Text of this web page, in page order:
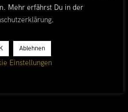
LÄNDER
Mehr erfährst Du in der
.
Ablehnen
Einstellungen